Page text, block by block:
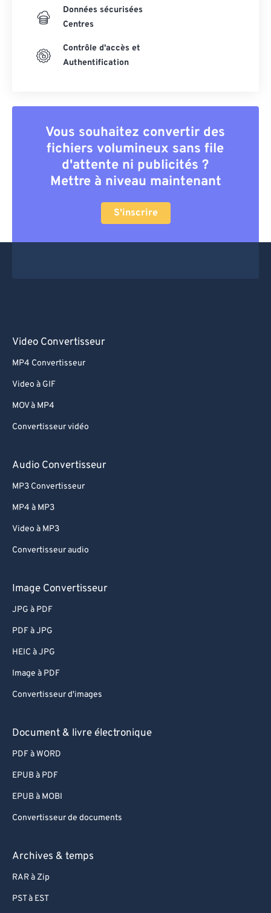
Données sécurisées
Centres
Contrôle d'accès et
Authentification
Vous souhaitez convertir des
fichiers volumineux sans file
d'attente ni publicités ?
Mettre à niveau maintenant
S'inscrire
Video Convertisseur
MP4 Convertisseur
Video à GIF
MOV à MP4
Convertisseur vidéo
Audio Convertisseur
MP3 Convertisseur
MP4 à MP3
Video à MP3
Convertisseur audio
Image Convertisseur
JPG à PDF
PDF à JPG
HEIC à JPG
Image à PDF
Convertisseur d'images
Document & livre électronique
PDF à WORD
EPUB à PDF
EPUB à MOBI
Convertisseur de documents
Archives & temps
RAR à Zip
PST à EST